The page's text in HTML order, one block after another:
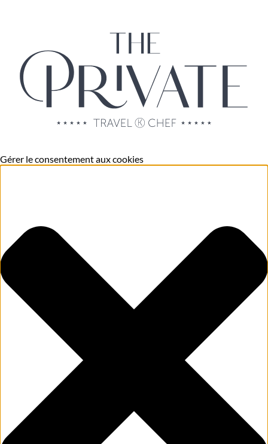
Gérer le consentement aux cookies